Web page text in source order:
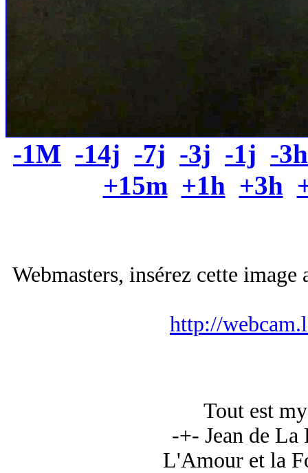
-1M -14j -7j -3j -1j -3h
+15m +1h +3h
Webmasters, insérez cette
http://
Tout est
-+- Jean de
L'Amour et la